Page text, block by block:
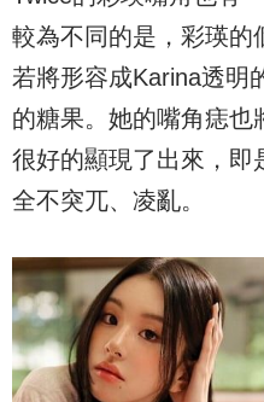
較為不同的是，彩瑛的
若將形容成Karina透明
的糖果。她的嘴角痣也
很好的顯現了出來，即
全不突兀、凌亂。